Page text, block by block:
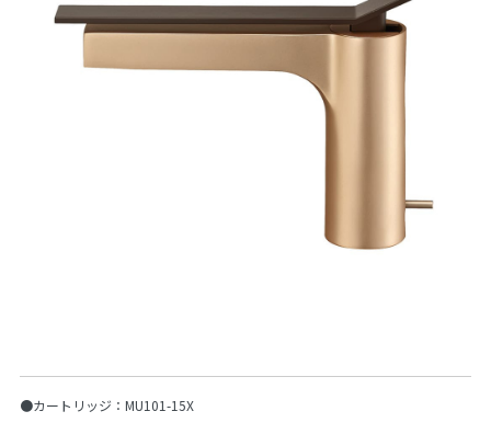
●カートリッジ：MU101-15X